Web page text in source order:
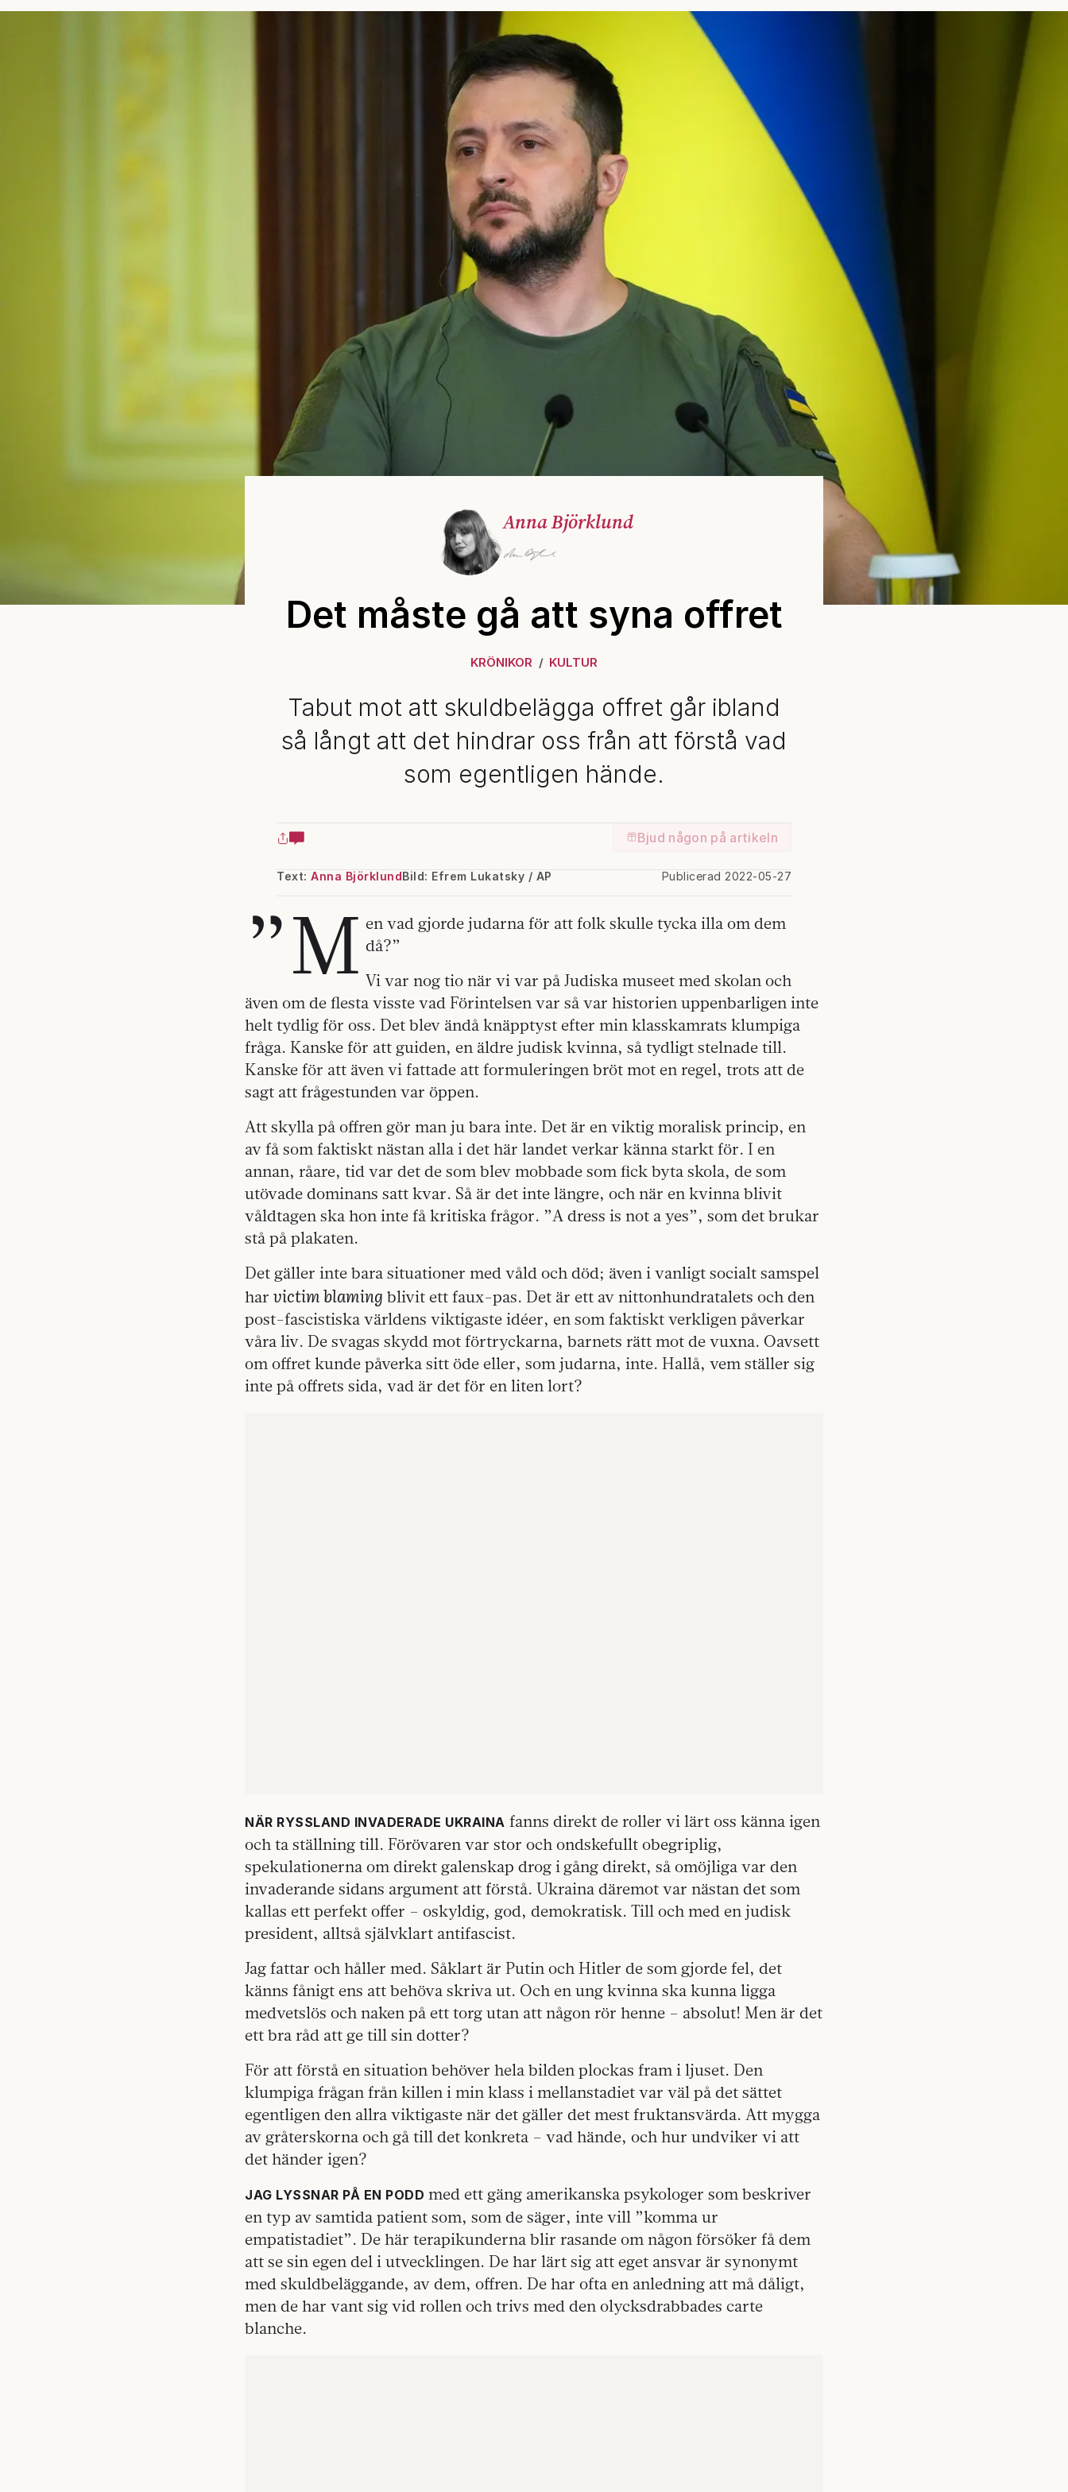
Anna Björklund
Det måste gå att syna offret
KRÖNIKOR KULTUR
Tabut mot att skuldbelägga offret går ibland
så långt att det hindrar oss från att förstå vad
som egentligen hände.
Bjud någon på artikeln
Text: Anna Björklund Publicerad 2022-05-27
Bild: Efrem Lukatsky / AP
”M en vad gjorde judarna för att folk skulle tycka illa om dem
då?”
Vi var nog tio när vi var på Judiska museet med skolan och
även om de flesta visste vad Förintelsen var så var historien uppenbarligen inte
helt tydlig för oss. Det blev ändå knäpptyst efter min klasskamrats klumpiga
fråga. Kanske för att guiden, en äldre judisk kvinna, så tydligt stelnade till.
Kanske för att även vi fattade att formuleringen bröt mot en regel, trots att de
sagt att frågestunden var öppen.
Att skylla på offren gör man ju bara inte. Det är en viktig moralisk princip, en
av få som faktiskt nästan alla i det här landet verkar känna starkt för. I en
annan, råare, tid var det de som blev mobbade som fick byta skola, de som
utövade dominans satt kvar. Så är det inte längre, och när en kvinna blivit
våldtagen ska hon inte få kritiska frågor. ”A dress is not a yes”, som det brukar
stå på plakaten.
Det gäller inte bara situationer med våld och död; även i vanligt socialt samspel
har victim blaming blivit ett faux-pas. Det är ett av nittonhundratalets och den
post-fascistiska världens viktigaste idéer, en som faktiskt verkligen påverkar
våra liv. De svagas skydd mot förtryckarna, barnets rätt mot de vuxna. Oavsett
om offret kunde påverka sitt öde eller, som judarna, inte. Hallå, vem ställer sig
inte på offrets sida, vad är det för en liten lort?
NÄR RYSSLAND INVADERADE UKRAINA fanns direkt de roller vi lärt oss känna igen
och ta ställning till. Förövaren var stor och ondskefullt obegriplig,
spekulationerna om direkt galenskap drog i gång direkt, så omöjliga var den
invaderande sidans argument att förstå. Ukraina däremot var nästan det som
kallas ett perfekt offer – oskyldig, god, demokratisk. Till och med en judisk
president, alltså självklart antifascist.
Jag fattar och håller med. Såklart är Putin och Hitler de som gjorde fel, det
känns fånigt ens att behöva skriva ut. Och en ung kvinna ska kunna ligga
medvetslös och naken på ett torg utan att någon rör henne – absolut! Men är det
ett bra råd att ge till sin dotter?
För att förstå en situation behöver hela bilden plockas fram i ljuset. Den
klumpiga frågan från killen i min klass i mellanstadiet var väl på det sättet
egentligen den allra viktigaste när det gäller det mest fruktansvärda. Att mygga
av gråterskorna och gå till det konkreta – vad hände, och hur undviker vi att
det händer igen?
JAG LYSSNAR PÅ EN PODD med ett gäng amerikanska psykologer som beskriver
en typ av samtida patient som, som de säger, inte vill ”komma ur
empatistadiet”. De här terapikunderna blir rasande om någon försöker få dem
att se sin egen del i utvecklingen. De har lärt sig att eget ansvar är synonymt
med skuldbeläggande, av dem, offren. De har ofta en anledning att må dåligt,
men de har vant sig vid rollen och trivs med den olycksdrabbades carte
blanche.